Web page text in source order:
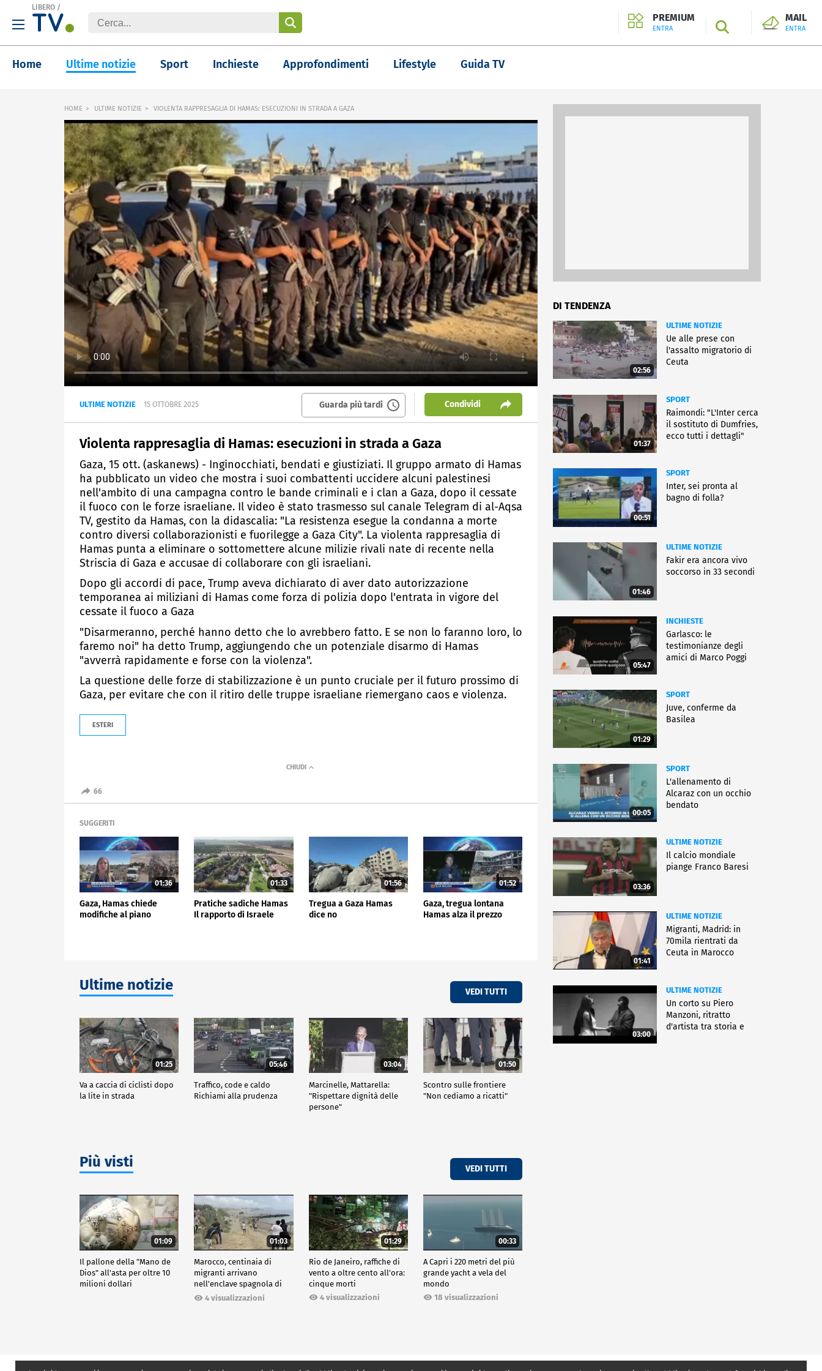
LIBERO /
PREMIUM
ENTRA SEARCH
MAIL
ENTRA
Home Ultime notizie Sport Inchieste Approfondimenti Lifestyle Guida TV
HOME ULTIME NOTIZIE VIOLENTA RAPPRESAGLIA DI HAMAS: ESECUZIONI IN STRADA A GAZA
ULTIME NOTIZIE 15 OTTOBRE 2025 Guarda più tardi Condividi
Violenta rappresaglia di Hamas: esecuzioni in strada a Gaza
Gaza, 15 ott. (askanews) - Inginocchiati, bendati e giustiziati. Il gruppo armato di Hamas
ha pubblicato un video che mostra i suoi combattenti uccidere alcuni palestinesi
nell'ambito di una campagna contro le bande criminali e i clan a Gaza, dopo il cessate
il fuoco con le forze israeliane. Il video è stato trasmesso sul canale Telegram di al-Aqsa
TV, gestito da Hamas, con la didascalia: "La resistenza esegue la condanna a morte
contro diversi collaborazionisti e fuorilegge a Gaza City". La violenta rappresaglia di
Hamas punta a eliminare o sottomettere alcune milizie rivali nate di recente nella
Striscia di Gaza e accusae di collaborare con gli israeliani.
Dopo gli accordi di pace, Trump aveva dichiarato di aver dato autorizzazione
temporanea ai miliziani di Hamas come forza di polizia dopo l'entrata in vigore del
cessate il fuoco a Gaza
"Disarmeranno, perché hanno detto che lo avrebbero fatto. E se non lo faranno loro, lo
faremo noi" ha detto Trump, aggiungendo che un potenziale disarmo di Hamas
"avverrà rapidamente e forse con la violenza".
La questione delle forze di stabilizzazione è un punto cruciale per il futuro prossimo di
Gaza, per evitare che con il ritiro delle truppe israeliane riemergano caos e violenza.
ESTERI
66
SUGGERITI
01:36
Gaza, Hamas chiede
modifiche al piano
01:33
Pratiche sadiche Hamas
Il rapporto di Israele
01:56
Tregua a Gaza Hamas
dice no
01:52
Gaza, tregua lontana
Hamas alza il prezzo
Ultime notizie VEDI TUTTI
01:25
Va a caccia di ciclisti dopo
la lite in strada
05:46
Traffico, code e caldo
Richiami alla prudenza
03:04
Marcinelle, Mattarella:
"Rispettare dignità delle
persone"
01:50
Scontro sulle frontiere
"Non cediamo a ricatti"
Più visti VEDI TUTTI
01:09
Il pallone della "Mano de
Dios" all'asta per oltre 10
milioni dollari
01:03
Marocco, centinaia di
migranti arrivano
nell'enclave spagnola di
Ceuta4 visualizzazioni
01:29
Rio de Janeiro, raffiche di
vento a oltre cento all'ora:
cinque morti
4 visualizzazioni
00:33
A Capri i 220 metri del più
grande yacht a vela del
mondo
18 visualizzazioni
DI TENDENZA
02:56
ULTIME NOTIZIE
Ue alle prese con
l'assalto migratorio di
Ceuta
01:37
SPORT
Raimondi: "L'Inter cerca
il sostituto di Dumfries,
ecco tutti i dettagli"
00:51
SPORT
Inter, sei pronta al
bagno di folla?
01:46
ULTIME NOTIZIE
Fakir era ancora vivo
soccorso in 33 secondi
05:47
INCHIESTE
Garlasco: le
testimonianze degli
amici di Marco Poggi
01:29
SPORT
Juve, conferme da
Basilea
00:05
SPORT
L'allenamento di
Alcaraz con un occhio
bendato
03:36
ULTIME NOTIZIE
Il calcio mondiale
piange Franco Baresi
01:41
ULTIME NOTIZIE
Migranti, Madrid: in
70mila rientrati da
Ceuta in Marocco
03:00
ULTIME NOTIZIE
Un corto su Piero
Manzoni, ritratto
d'artista tra storia e